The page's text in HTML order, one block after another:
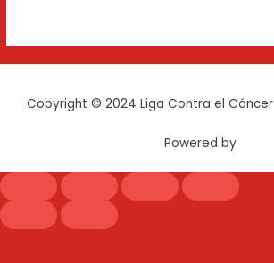
Copyright © 2024 Liga Contra el Cáncer
Powered by